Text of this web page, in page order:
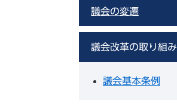
議会の変遷
議会改革の取り組み
議会基本条例